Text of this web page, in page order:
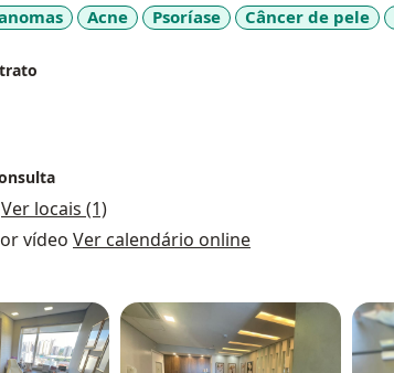
Acne Psoríase Câncer de pele
Ver locais (1)
vídeo Ver calendário online